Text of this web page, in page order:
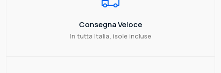
Consegna Veloce
In tutta Italia, isole incluse